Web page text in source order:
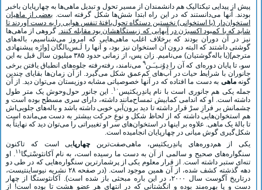
پیش از پیدایی تیکتالیک هم دانشمندان از مسیر تحول و تبدیل ماهی‌ها به چهارپایان باخبر
بودند. آنها می‌دانستند که در این راه ابتدا شش‌ها شکل گرفته است. بعضی از ماهیان
استخواندار (یا استخوانی) نخستین دستگاه تحولیافتۀ تنفس هوایی را به دست آوردند تا
شاید که با کمبود اکسیژن در آبهایی که زیستگاهشان بود مقابله کنند. گروهی از ماهی‌ها
نیز در آن دوران بودند که برخلاف اغلب ماهی‌هایی که امروز می‌شناسیم، باله‌های
گوشتی داشتند که البته درون آن استخوان نیز بود، و آنها را لَـس‌بالگان [واژه پیشنهادی
مترجم](یا باله‌گوشتیان) می‌نامیم. زان پس، از زمانی حدود ۳۸۵ میلیون سال قبل به این
سو، تا پایان دوره‌ای که آن را دِوُنـیـَـن۹ می‌نامند، رفته‌رفته جلوه‌های انطباق یافتن برخی
جانوران با شرایط حیات در آب‌های کم‌عمق شکل می‌گیرد. از آن زمان‌ها بقایای چندین
گونهماهی به دست ما افتاده که در آنها خصوصیاتی مشابه دوزیستان می‌توان دید. از آن
جمله یکی هم جانوری است با نام پاندِریکثیس۱۰. این جانور حول‌وحوش یک متر طول
داشته است. او که اندامی کمابیش تمساح‌مانند داشته، دارای سری مسطح بوده است و
چشمانش بر فرازِ سرْ قرار داشته تا دید برون‌آبیِ خوبی داشته باشد و باله‌های جلویی‌اش
هم استخوان‌هایی داشته که از لحاظ شکل و نوعِ حرکت بیشتر به دست می‌مانده است
تا بالۀ یک ماهی. علاوه بر اینها در استخوان‌های سر او تغییراتی را می‌توان دید که نهایتاً به
شکل‌گیری گوش میانی در چهارپایان انجامیده است.
یکی از هم‌دوره‌های پاندِریکثیس، ماهی‌صفت‌ترین چهارپایی است که تا‌کنون
سنگواره‌های صحیح و سالمی از آن به دست ما رسیده است، به نام آکانثوسْتـِگا۱۱. او
تنه‌ای ستبر داشته است. از قرار معلوم یکی از پرشمارترین سنگواره‌هایی که در طی دو
دهه گذشته کشف شده، از آن همین موجود است. (در صفحه ۲۸ نشریه نیوساینتیست،
در‌تاریخ آگوست سال ۲۰۰۰، در این باره مبحثی باز شده است). آکانثوستگا از چهار
دست و پا بهره‌مند بوده و انگشتانی که در انتهای هر عضو هشت تا بوده است! از